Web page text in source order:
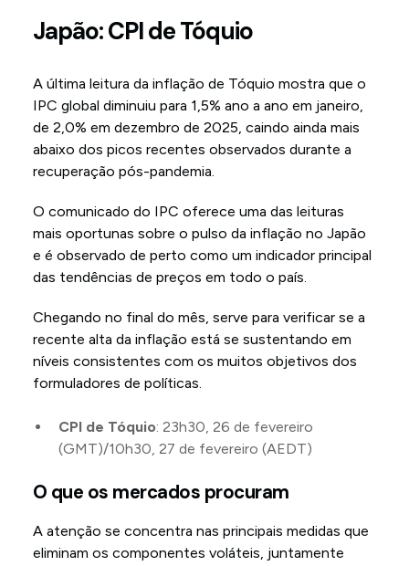
Japão: CPI de Tóquio
A última leitura da inflação de Tóquio mostra que o
IPC global diminuiu para 1,5% ano a ano em janeiro,
de 2,0% em dezembro de 2025, caindo ainda mais
abaixo dos picos recentes observados durante a
recuperação pós-pandemia.
O comunicado do IPC oferece uma das leituras
mais oportunas sobre o pulso da inflação no Japão
e é observado de perto como um indicador principal
das tendências de preços em todo o país.
Chegando no final do mês, serve para verificar se a
recente alta da inflação está se sustentando em
níveis consistentes com os muitos objetivos dos
formuladores de políticas.
CPI de Tóquio: 23h30, 26 de fevereiro
(GMT)/10h30, 27 de fevereiro (AEDT)
O que os mercados procuram
A atenção se concentra nas principais medidas que
eliminam os componentes voláteis, juntamente